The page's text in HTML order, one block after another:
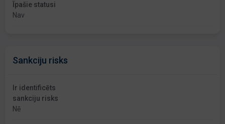
Īpašie statusi
Nav
Sankciju risks
Ir identificēts
sankciju risks
Nē